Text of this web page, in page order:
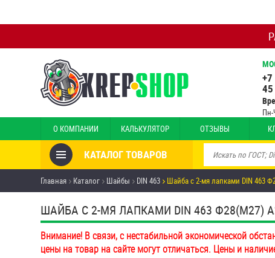
45
О КОМПАНИИ КАЛЬКУЛЯТОР ОТЗЫВЫ
КАТАЛОГ ТОВАРОВ
Товары со скидкой
Анкеры
Антивандальный крепёж,
инструмент
Главная Каталог Шайбы DIN 463 Шайба с 2-мя лапками DIN 463
ШАЙБА С 2-МЯ ЛАПКАМИ DIN 463 Ф28(М27)
Внимание! В связи, с нестабильной экономической
цены на товар на сайте могут отличаться. Цены и